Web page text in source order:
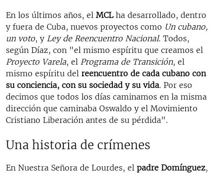
En los últimos años, el MCLha desarrollado, dentro
y fuera de Cuba, nuevos proyectos como Un cubano,
un voto, y Ley de Reencuentro Nacional. Todos,
según Díaz, con "el mismo espíritu que creamos el
Proyecto Varela, el Programa de Transición, el
mismo espíritu del reencuentro de cada cubano con
su conciencia, con su sociedad y su vida. Por eso
decimos que todos los días caminamos en la misma
dirección que caminaba Oswaldo y el Movimiento
Cristiano Liberación antes de su pérdida".
Una historia de crímenes
En Nuestra Señora de Lourdes, el padre Domínguez,